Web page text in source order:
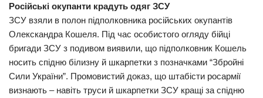
Російські окупанти крадуть одяг ЗСУ
ЗСУ взяли в полон підполковника російських окупантів
Олекскандра Кошеля. Під час особистого огляду бійці
бригади ЗСУ з подивом виявили, що підполковник Кошель
носить спідню білизну й шкарпетки з позначками “Збройні
Сили України”. Промовистий доказ, що штабісти росармії
визнають – навіть труси й шкарпетки ЗСУ кращі за спідню